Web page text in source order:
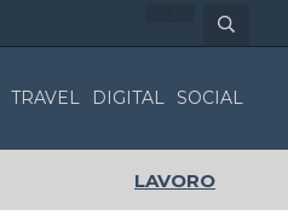
TRAVEL DIGITAL SOCIAL
LAVORO